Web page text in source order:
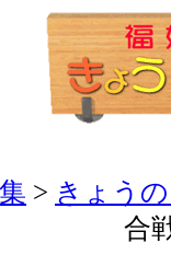
> きょう
合